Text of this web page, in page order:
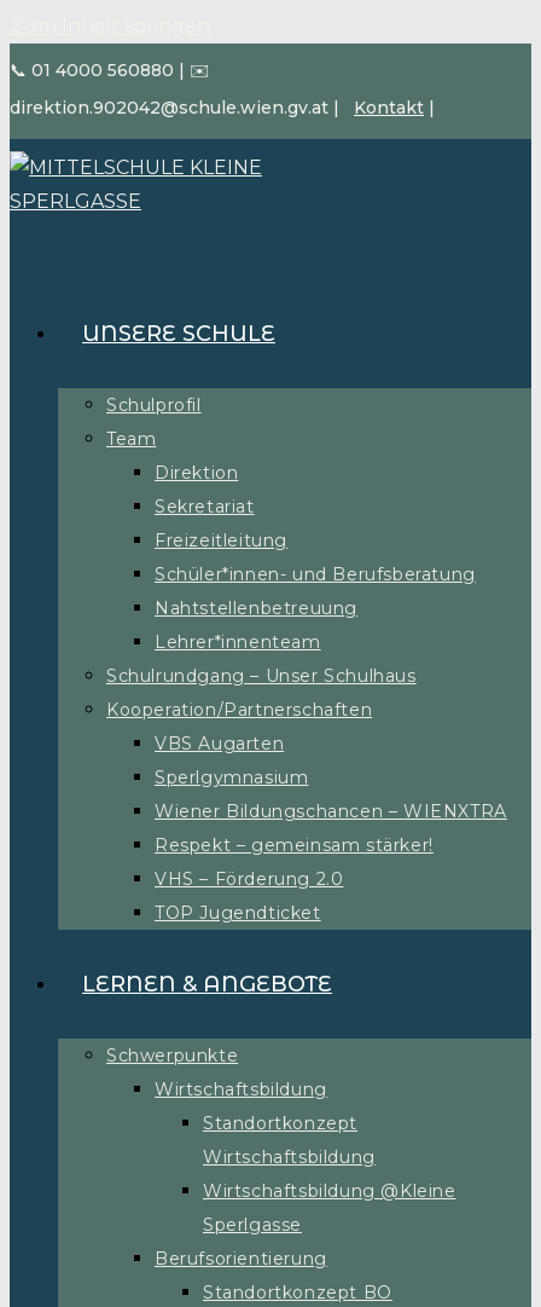
📞 01 4000 560880 | ✉️
direktion.902042@schule.wien.gv.at | Kontakt |
UNSERE SCHULE
Schulprofil
Team
Direktion
Sekretariat
Freizeitleitung
Schüler*innen- und Berufsberatung
Nahtstellenbetreuung
Lehrer*innenteam
Schulrundgang – Unser Schulhaus
Kooperation/Partnerschaften
VBS Augarten
Sperlgymnasium
Wiener Bildungschancen – WIENXTRA
Respekt – gemeinsam stärker!
VHS – Förderung 2.0
TOP Jugendticket
LERNEN & ANGEBOTE
Schwerpunkte
Wirtschaftsbildung
Standortkonzept
Wirtschaftsbildung
Wirtschaftsbildung @Kleine
Sperlgasse
Berufsorientierung
Standortkonzept BO